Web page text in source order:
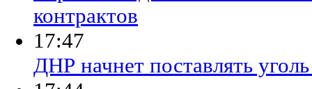
контрактов
17:47
ДНР начнет поставлять